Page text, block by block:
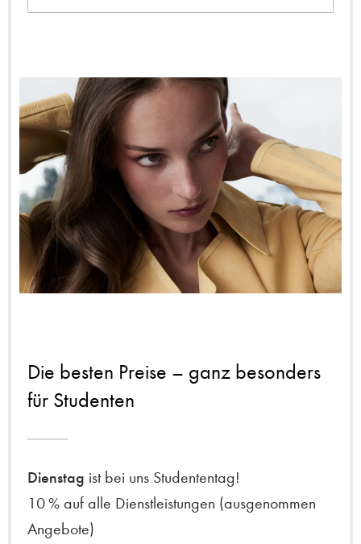
Die besten Preise – ganz besonders
für Studenten
Dienstag ist bei uns Studententag!
10 % auf alle Dienstleistungen (ausgenommen
Angebote)